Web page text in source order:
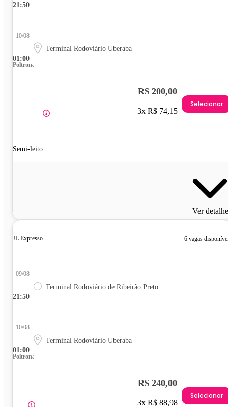
21:50
01:00
10/08
Terminal Rodoviário Uberaba
Poltrona
Semi-leito
R$ 200,00
3x R$ 74,15
Selecionar
Ver
JL Expresso 6 vagas
21:50
09/08
Terminal Rodoviário de Ribeirão Preto
01:00
10/08
Terminal Rodoviário Uberaba
Poltrona
R$ 240,00
3x R$ 88,98
Selecionar